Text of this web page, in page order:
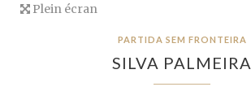
Plein écran
PARTIDA SEM FRONTEIRA
SILVA PALMEIRA